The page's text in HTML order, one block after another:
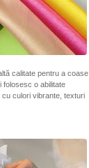
calitate pentru a coase
folosesc o abilitate
culori vibrante, texturi